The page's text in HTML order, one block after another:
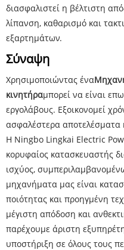
διασφαλιστεί η βέλτιστη
λίπανση, καθαρισμό και
εξαρτημάτων.
Σύναψη
Χρησιμοποιώντας ένα
κινητήραμπορεί να είναι
εργολάβους. Εξοικονομεί
ασφαλέστερα αποτελέσματα
Η Ningbo Lingkai Electric
κορυφαίος κατασκευαστής
ισχύος,
μηχανήματα μας είναι
ποιότητας και προηγμένη
μέγιστη απόδοση και
παρέχουμε άριστη
υποστήριξη σε όλους τους